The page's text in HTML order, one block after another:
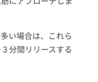
い場合は、これら
分間リリースする